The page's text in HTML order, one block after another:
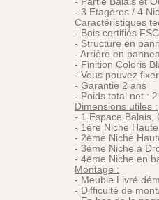
- 3 Etagères / 4
Caractéristiques
- Bois certifiés
- Structure en
- Arrière en
- Finition Coloris
- Vous pouvez
- Garantie 2 ans
- Poids total net :
Dimensions utiles :
- 1 Espace Balais,
- 1ère Niche
- 2ème Niche
- 3ème Niche à
- 4ème Niche en
Montage :
- Meuble Livré
- Difficulté de